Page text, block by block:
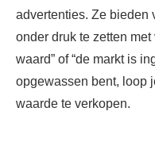
advertenties. Ze bieden
onder druk te zetten
waard” of “de markt is
opgewassen bent, loop
waarde te verkopen.